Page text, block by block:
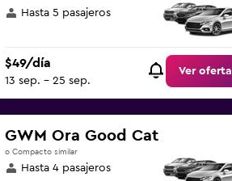
Hasta 5 pasajeros
$49/día
13 sep. - 25 sep.
Ver oferta
GWM Ora Good Cat
o Compacto similar
Hasta 4 pasajeros